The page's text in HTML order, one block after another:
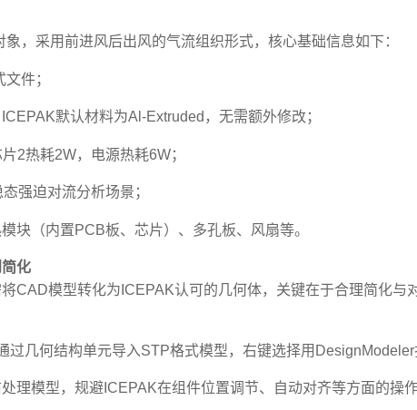
，采用前进风后出风的气流组织形式，核心基础信息如下：
件；
默认材料为Al-Extruded，无需额外修改；
2热耗2W，电源热耗6W；
强迫对流分析场景；
块（内置PCB板、芯片）、多孔板、风扇等。
化
CAD模型转化为ICEPAK认可的几何体，关键在于合理简化与
几何结构单元导入STP格式模型，右键选择用DesignModeler
理模型，规避ICEPAK在组件位置调节、自动对齐等方面的操作